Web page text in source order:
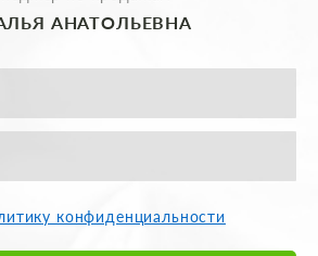
АНАТОЛЬЕВНА
конфиденциальности